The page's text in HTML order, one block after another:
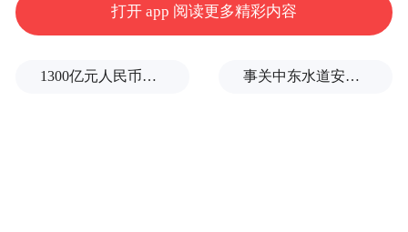
打开 app 阅读更多精彩内容
1300亿元人民币，阿根廷：同中国延长5年货币互换协议 事关中东水道安全，沙特、埃及、土耳其、巴基斯坦外长举行会晤